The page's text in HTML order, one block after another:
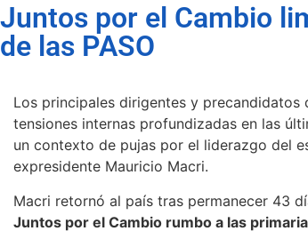
Juntos por el Cambio
de las PASO
Los principales dirigentes y
tensiones internas profundizadas en las
un contexto de pujas por el liderazgo del
expresidente Mauricio Macri.
Macri retornó al país tras permanecer 43
Juntos por el Cambio rumbo a las